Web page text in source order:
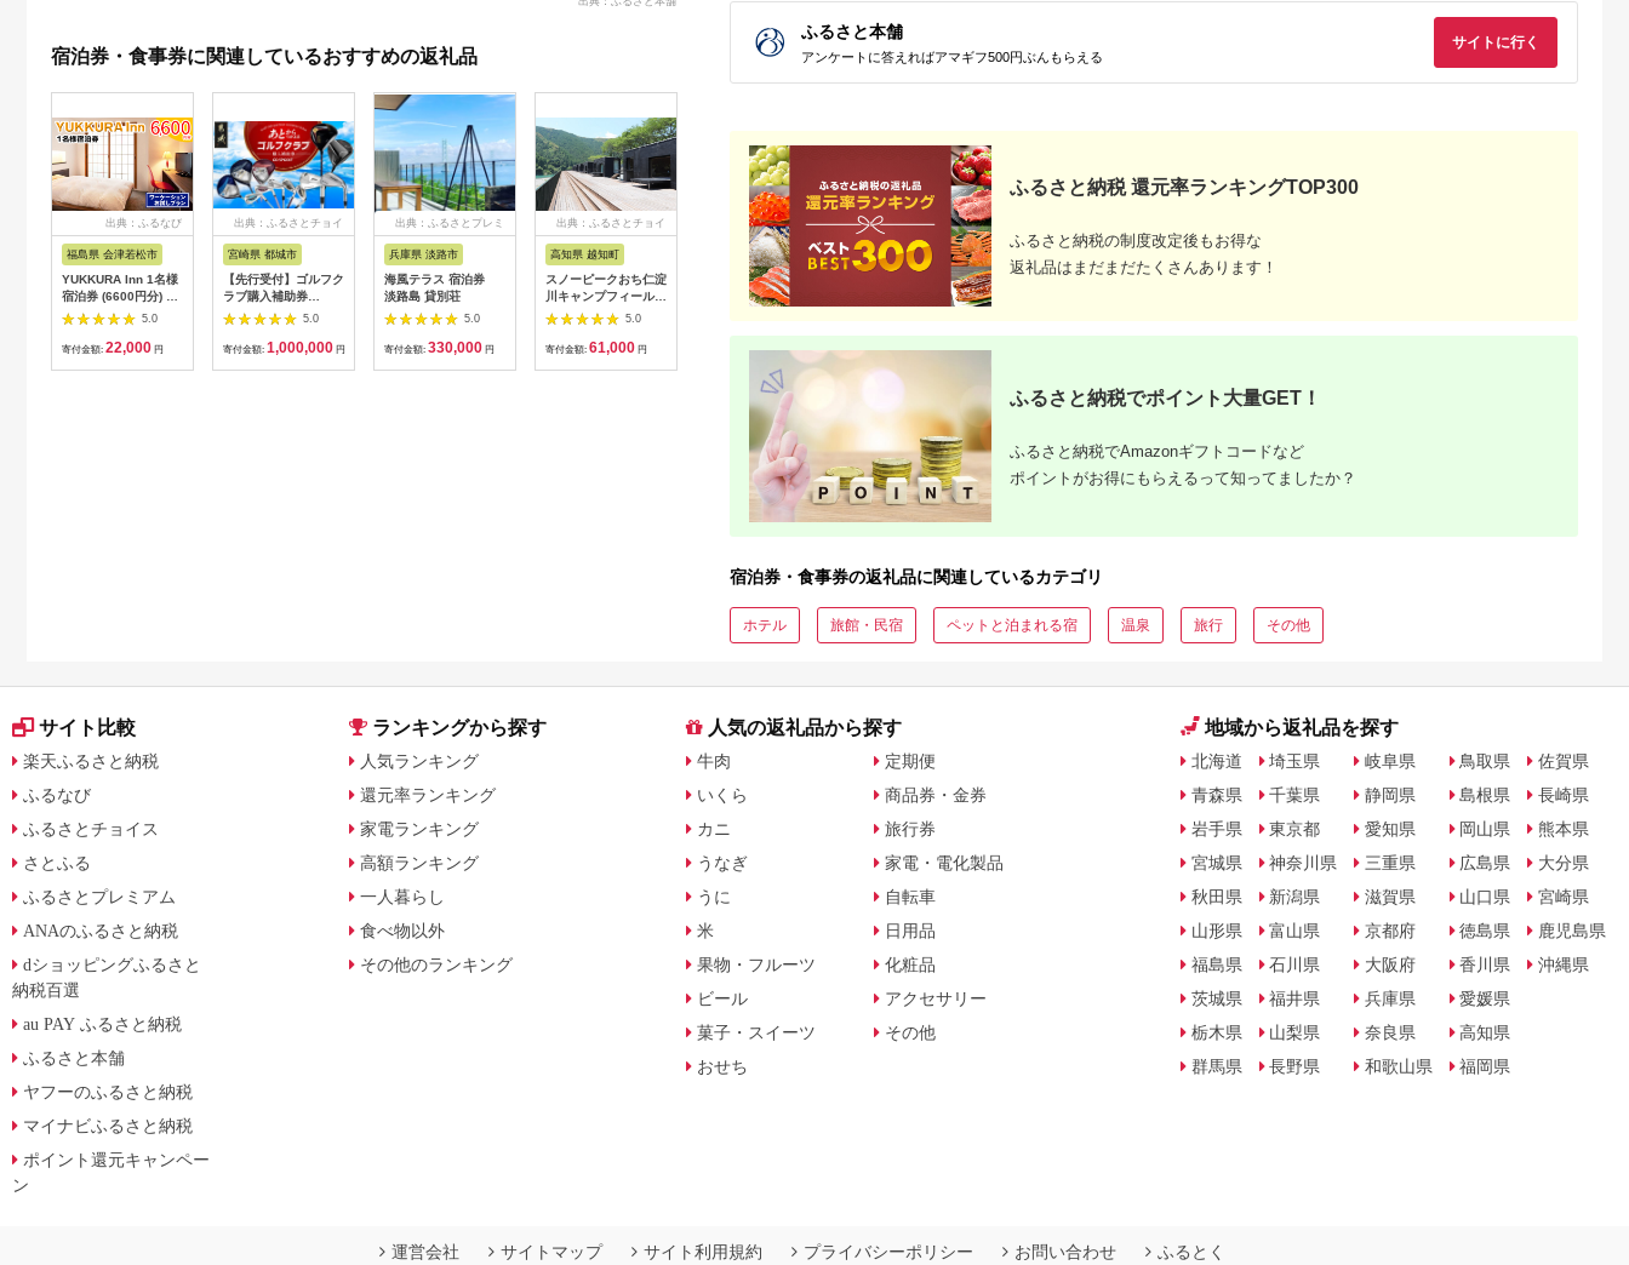
宿泊券・食事券に関連しているおすすめの返礼品
出典：ふるなび
福島県 会津若松市
YUKKURA Inn 1名様
宿泊券 (6600円分) ワ
ーケーションお試しプ
ラン｜東北 福島県 会
津若松市 東山温泉 旅
5.0
寄付金額: 22,000 円
出典：ふるさとチョイ
宮崎県 都城市
【先行受付】ゴルフク
ラブ購入補助券
300,000円_GI-
C701_(都城市) ゴルフ
ゴルフクラブ ダンロ
5.0
寄付金額: 1,000,000 円
出典：ふるさとプレミ
兵庫県 淡路市
海風テラス 宿泊券
淡路島 貸別荘
5.0
寄付金額: 330,000 円
出典：ふるさとチョイ
高知県 越知町
スノーピークおち仁淀
川キャンプフィールド
「住箱-jyubako-」ペ
ア宿泊チケット
5.0
寄付金額: 61,000 円
出典：ふるさとプレミ
アム
富山県 立山町
立山町 宿泊施設 宿泊
券 15,000円分 (寄附
観光 レジャー チケッ
ト 登山 トレッキング
アルペンルート 山岳
観光 立山観光 立山黒
部観光 F6T-778
5.0
寄付金額:60,000円
出典：ふるなび
岐阜県 土岐市
うなぎ横綱 名物 ひつ
まぶし ペア お食事券
無料[MFA002]
5.0
寄付金額:28,000円
ス
【御池クリニック】が
5.0
FABRIC TOKYO オー
5.0 5.0
ふるさと本舗
アンケートに答えればアマギフ500円ぶんもらえる
サイトに行く
ふるさと納税 還元率ランキングTOP300
ふるさと納税の制度改定後もお得な
返礼品はまだまだたくさんあります！
ふるさと納税でポイント大量GET！
ふるさと納税でAmazonギフトコードなど
ポイントがお得にもらえるって知ってましたか？
宿泊券・食事券の返礼品に関連しているカテゴリ
ホテル 旅館・民宿 ペットと泊まれる宿 温泉 旅行 その他
サイト比較
楽天ふるさと納税
ふるなび
ふるさとチョイス
さとふる
ふるさとプレミアム
ANAのふるさと納税
dショッピングふるさと
納税百選
au PAY ふるさと納税
ふるさと本舗
ヤフーのふるさと納税
マイナビふるさと納税
ポイント還元キャンペー
ン
ランキングから探す
人気ランキング
還元率ランキング
家電ランキング
高額ランキング
一人暮らし
食べ物以外
その他のランキング
人気の返礼品から探す
牛肉
いくら
カニ
うなぎ
うに
米
果物・フルーツ
ビール
菓子・スイーツ
おせち
定期便
商品券・金券
旅行券
家電・電化製品
自転車
日用品
化粧品
アクセサリー
その他
地域から返礼品を探す
北海道
青森県
岩手県
宮城県
秋田県
山形県
福島県
茨城県
栃木県
群馬県
埼玉県
千葉県
東京都
神奈川県
新潟県
富山県
石川県
福井県
山梨県
長野県
岐阜県
静岡県
愛知県
三重県
滋賀県
京都府
大阪府
兵庫県
奈良県
和歌山県
鳥取県
島根県
岡山県
広島県
山口県
徳島県
香川県
愛媛県
高知県
福岡県
佐賀県
長崎県
熊本県
大分県
宮崎県
鹿児島県
沖縄県
運営会社 サイトマップ サイト利用規約 プライバシーポリシー お問い合わせ ふるとく